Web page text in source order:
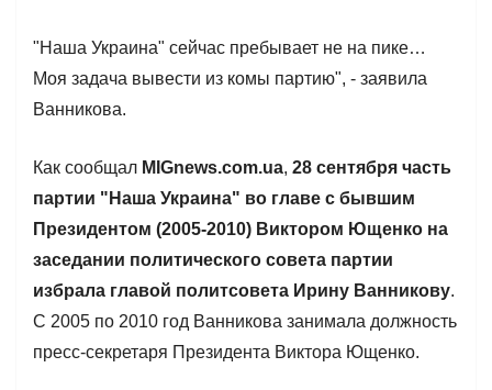
"Наша Украина" сейчас пребывает не на пике…
Моя задача вывести из комы партию", - заявила
Ванникова.
Как сообщал MIGnews.com.ua, 28 сентября часть
партии "Наша Украина" во главе с бывшим
Президентом (2005-2010) Виктором Ющенко на
заседании политического совета партии
избрала главой политсовета Ирину Ванникову.
С 2005 по 2010 год Ванникова занимала должность
пресс-секретаря Президента Виктора Ющенко.